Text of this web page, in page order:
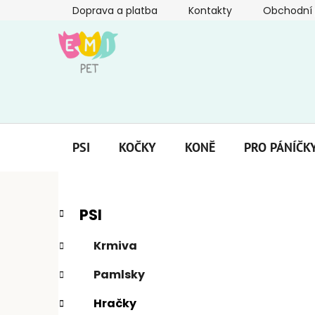
Doprava a platba Kontakty
PSI KOČKY KONĚ PRO
P
s
r
a
Přeskočit
kategorie
K
a
e
g
o
r
PSI
Krmiva
Pamlsky
Hračky